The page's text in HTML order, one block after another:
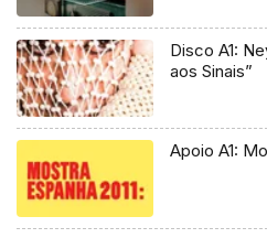
Disco A1:
aos Sinais”
Apoio A1: